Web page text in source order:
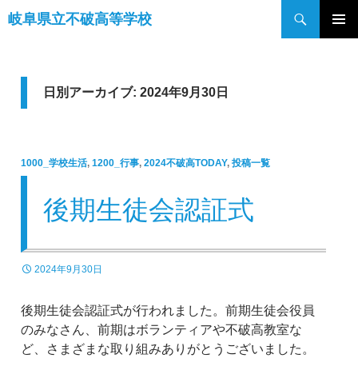
岐阜県立不破高等学校
検
索
日別アーカイブ: 2024年9月30日
1000_学校生活, 1200_行事, 2024不破高TODAY, 投稿一覧
後期生徒会認証式
2024年9月30日
後期生徒会認証式が行われました。前期生徒会役員
のみなさん、前期はボランティアや不破高教室な
ど、さまざまな取り組みありがとうございました。